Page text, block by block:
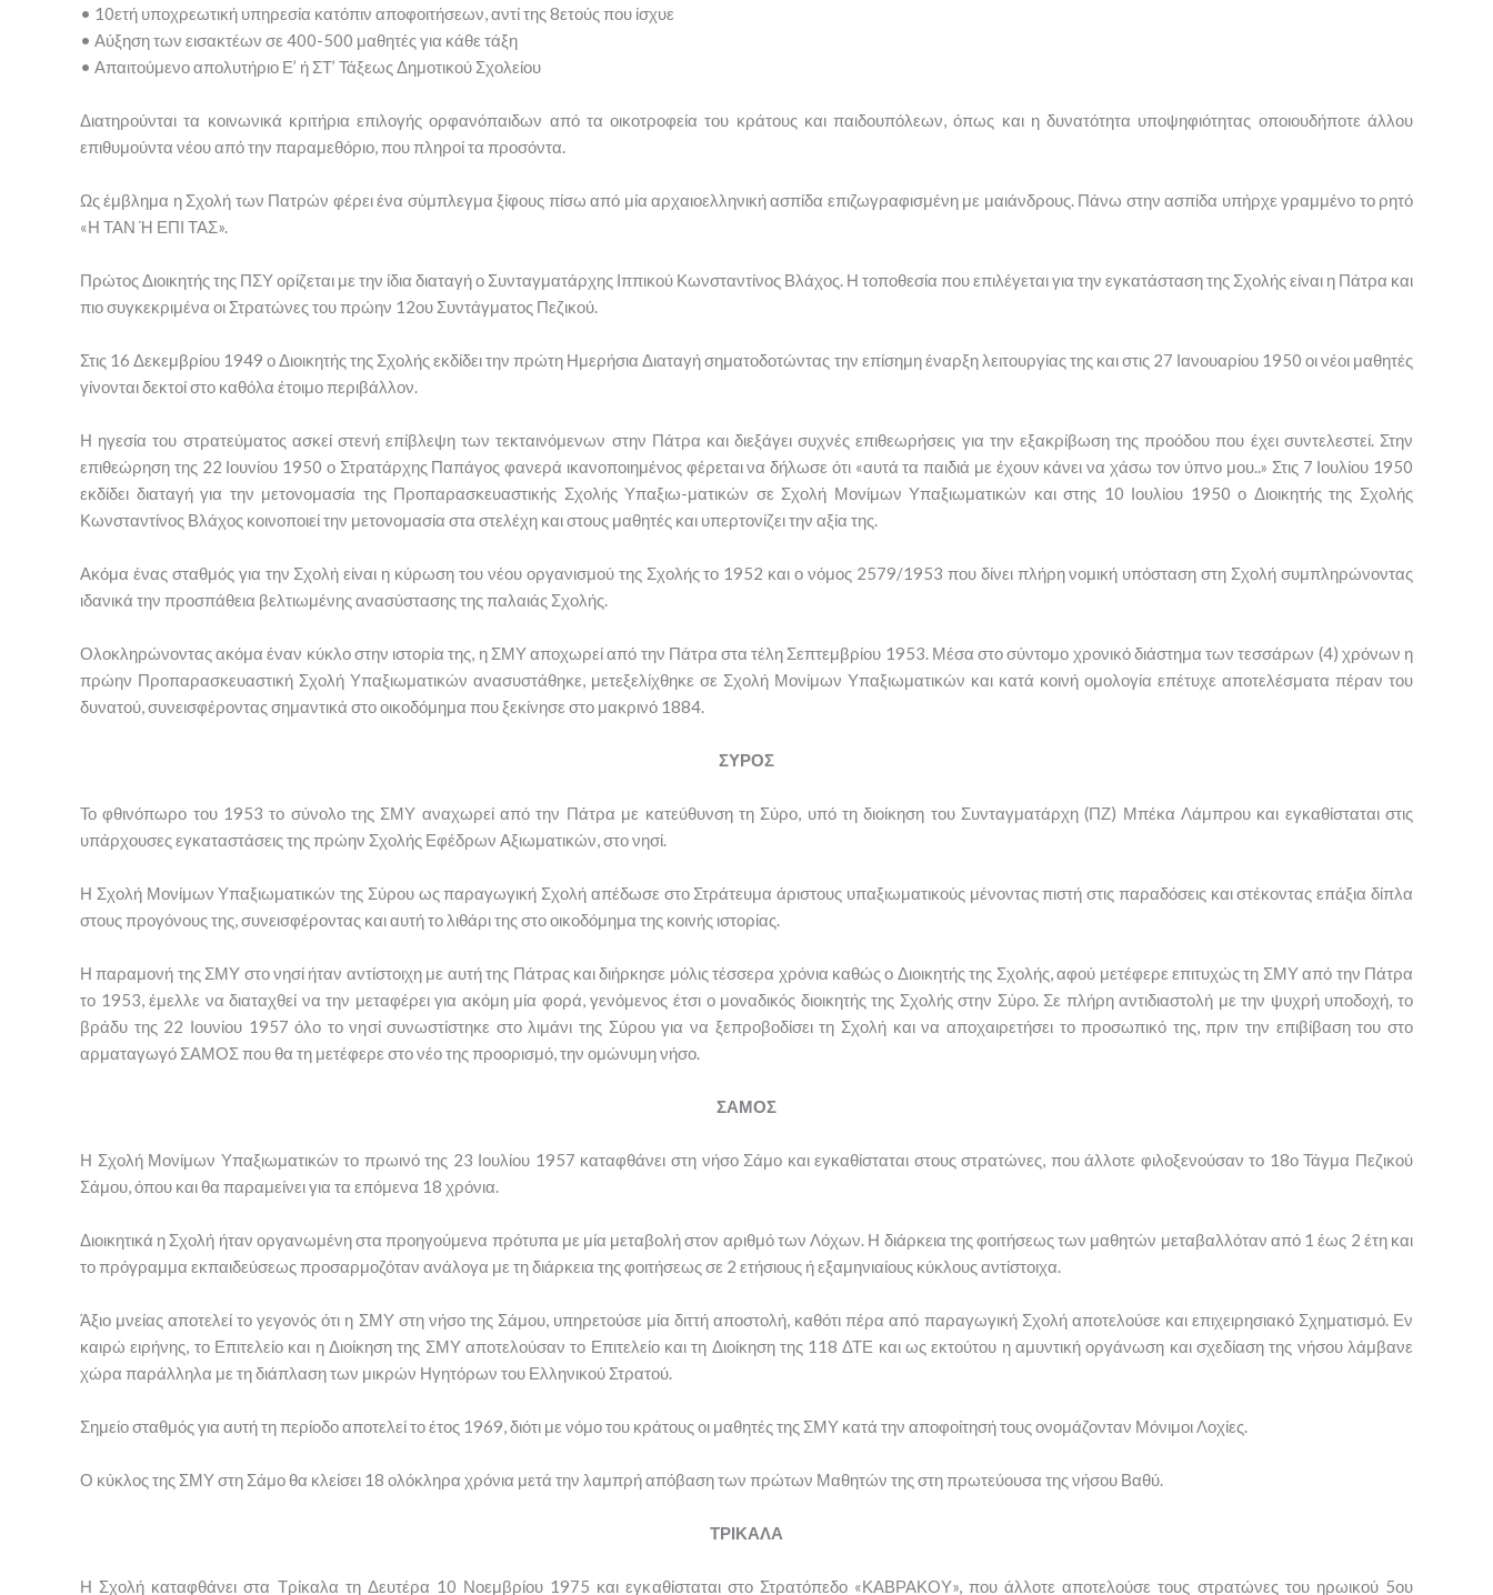
• 10ετή υποχρεωτική υπηρεσία κατόπιν αποφοιτήσεων, αντί της 8ετούς που ίσχυε
• Αύξηση των εισακτέων σε 400-500 μαθητές για κάθε τάξη
• Απαιτούμενο απολυτήριο Ε’ ή ΣΤ’ Τάξεως Δημοτικού Σχολείου
Διατηρούνται τα κοινωνικά κριτήρια επιλογής ορφανόπαιδων από τα οικοτροφεία του κράτους και παιδουπόλεων, όπως και η δυνατότητα υποψηφιότητας οποιουδήποτε άλλου
επιθυμούντα νέου από την παραμεθόριο, που πληροί τα προσόντα.
Ως έμβλημα η Σχολή των Πατρών φέρει ένα σύμπλεγμα ξίφους πίσω από μία αρχαιοελληνική ασπίδα επιζωγραφισμένη με μαιάνδρους. Πάνω στην ασπίδα υπήρχε γραμμένο το ρητό
«Η ΤΑΝ Ή ΕΠΙ ΤΑΣ».
Πρώτος Διοικητής της ΠΣΥ ορίζεται με την ίδια διαταγή ο Συνταγματάρχης Ιππικού Κωνσταντίνος Βλάχος. Η τοποθεσία που επιλέγεται για την εγκατάσταση της Σχολής είναι η Πάτρα και
πιο συγκεκριμένα οι Στρατώνες του πρώην 12ου Συντάγματος Πεζικού.
Στις 16 Δεκεμβρίου 1949 ο Διοικητής της Σχολής εκδίδει την πρώτη Ημερήσια Διαταγή σηματοδοτώντας την επίσημη έναρξη λειτουργίας της και στις 27 Ιανουαρίου 1950 οι νέοι μαθητές
γίνονται δεκτοί στο καθόλα έτοιμο περιβάλλον.
Η ηγεσία του στρατεύματος ασκεί στενή επίβλεψη των τεκταινόμενων στην Πάτρα και διεξάγει συχνές επιθεωρήσεις για την εξακρίβωση της προόδου που έχει συντελεστεί. Στην
επιθεώρηση της 22 Ιουνίου 1950 ο Στρατάρχης Παπάγος φανερά ικανοποιημένος φέρεται να δήλωσε ότι «αυτά τα παιδιά με έχουν κάνει να χάσω τον ύπνο μου..» Στις 7 Ιουλίου 1950
εκδίδει διαταγή για την μετονομασία της Προπαρασκευαστικής Σχολής Υπαξιω-ματικών σε Σχολή Μονίμων Υπαξιωματικών και στης 10 Ιουλίου 1950 ο Διοικητής της Σχολής
Κωνσταντίνος Βλάχος κοινοποιεί την μετονομασία στα στελέχη και στους μαθητές και υπερτονίζει την αξία της.
Ακόμα ένας σταθμός για την Σχολή είναι η κύρωση του νέου οργανισμού της Σχολής το 1952 και ο νόμος 2579/1953 που δίνει πλήρη νομική υπόσταση στη Σχολή συμπληρώνοντας
ιδανικά την προσπάθεια βελτιωμένης ανασύστασης της παλαιάς Σχολής.
Ολοκληρώνοντας ακόμα έναν κύκλο στην ιστορία της, η ΣΜΥ αποχωρεί από την Πάτρα στα τέλη Σεπτεμβρίου 1953. Μέσα στο σύντομο χρονικό διάστημα των τεσσάρων (4) χρόνων η
πρώην Προπαρασκευαστική Σχολή Υπαξιωματικών ανασυστάθηκε, μετεξελίχθηκε σε Σχολή Μονίμων Υπαξιωματικών και κατά κοινή ομολογία επέτυχε αποτελέσματα πέραν του
δυνατού, συνεισφέροντας σημαντικά στο οικοδόμημα που ξεκίνησε στο μακρινό 1884.
ΣΥΡΟΣ
Το φθινόπωρο του 1953 το σύνολο της ΣΜΥ αναχωρεί από την Πάτρα με κατεύθυνση τη Σύρο, υπό τη διοίκηση του Συνταγματάρχη (ΠΖ) Μπέκα Λάμπρου και εγκαθίσταται στις
υπάρχουσες εγκαταστάσεις της πρώην Σχολής Εφέδρων Αξιωματικών, στο νησί.
Η Σχολή Μονίμων Υπαξιωματικών της Σύρου ως παραγωγική Σχολή απέδωσε στο Στράτευμα άριστους υπαξιωματικούς μένοντας πιστή στις παραδόσεις και στέκοντας επάξια δίπλα
στους προγόνους της, συνεισφέροντας και αυτή το λιθάρι της στο οικοδόμημα της κοινής ιστορίας.
Η παραμονή της ΣΜΥ στο νησί ήταν αντίστοιχη με αυτή της Πάτρας και διήρκησε μόλις τέσσερα χρόνια καθώς ο Διοικητής της Σχολής, αφού μετέφερε επιτυχώς τη ΣΜΥ από την Πάτρα
το 1953, έμελλε να διαταχθεί να την μεταφέρει για ακόμη μία φορά, γενόμενος έτσι ο μοναδικός διοικητής της Σχολής στην Σύρο. Σε πλήρη αντιδιαστολή με την ψυχρή υποδοχή, το
βράδυ της 22 Ιουνίου 1957 όλο το νησί συνωστίστηκε στο λιμάνι της Σύρου για να ξεπροβοδίσει τη Σχολή και να αποχαιρετήσει το προσωπικό της, πριν την επιβίβαση του στο
αρματαγωγό ΣΑΜΟΣ που θα τη μετέφερε στο νέο της προορισμό, την ομώνυμη νήσο.
ΣΑΜΟΣ
Η Σχολή Μονίμων Υπαξιωματικών το πρωινό της 23 Ιουλίου 1957 καταφθάνει στη νήσο Σάμο και εγκαθίσταται στους στρατώνες, που άλλοτε φιλοξενούσαν το 18ο Τάγμα Πεζικού
Σάμου, όπου και θα παραμείνει για τα επόμενα 18 χρόνια.
Διοικητικά η Σχολή ήταν οργανωμένη στα προηγούμενα πρότυπα με μία μεταβολή στον αριθμό των Λόχων. Η διάρκεια της φοιτήσεως των μαθητών μεταβαλλόταν από 1 έως 2 έτη και
το πρόγραμμα εκπαιδεύσεως προσαρμοζόταν ανάλογα με τη διάρκεια της φοιτήσεως σε 2 ετήσιους ή εξαμηνιαίους κύκλους αντίστοιχα.
Άξιο μνείας αποτελεί το γεγονός ότι η ΣΜΥ στη νήσο της Σάμου, υπηρετούσε μία διττή αποστολή, καθότι πέρα από παραγωγική Σχολή αποτελούσε και επιχειρησιακό Σχηματισμό. Εν
καιρώ ειρήνης, το Επιτελείο και η Διοίκηση της ΣΜΥ αποτελούσαν το Επιτελείο και τη Διοίκηση της 118 ΔΤΕ και ως εκτούτου η αμυντική οργάνωση και σχεδίαση της νήσου λάμβανε
χώρα παράλληλα με τη διάπλαση των μικρών Ηγητόρων του Ελληνικού Στρατού.
Σημείο σταθμός για αυτή τη περίοδο αποτελεί το έτος 1969, διότι με νόμο του κράτους οι μαθητές της ΣΜΥ κατά την αποφοίτησή τους ονομάζονταν Μόνιμοι Λοχίες.
Ο κύκλος της ΣΜΥ στη Σάμο θα κλείσει 18 ολόκληρα χρόνια μετά την λαμπρή απόβαση των πρώτων Μαθητών της στη πρωτεύουσα της νήσου Βαθύ.
ΤΡΙΚΑΛΑ
Η Σχολή καταφθάνει στα Τρίκαλα τη Δευτέρα 10 Νοεμβρίου 1975 και εγκαθίσταται στο Στρατόπεδο «ΚΑΒΡΑΚΟΥ», που άλλοτε αποτελούσε τους στρατώνες του ηρωικού 5ου